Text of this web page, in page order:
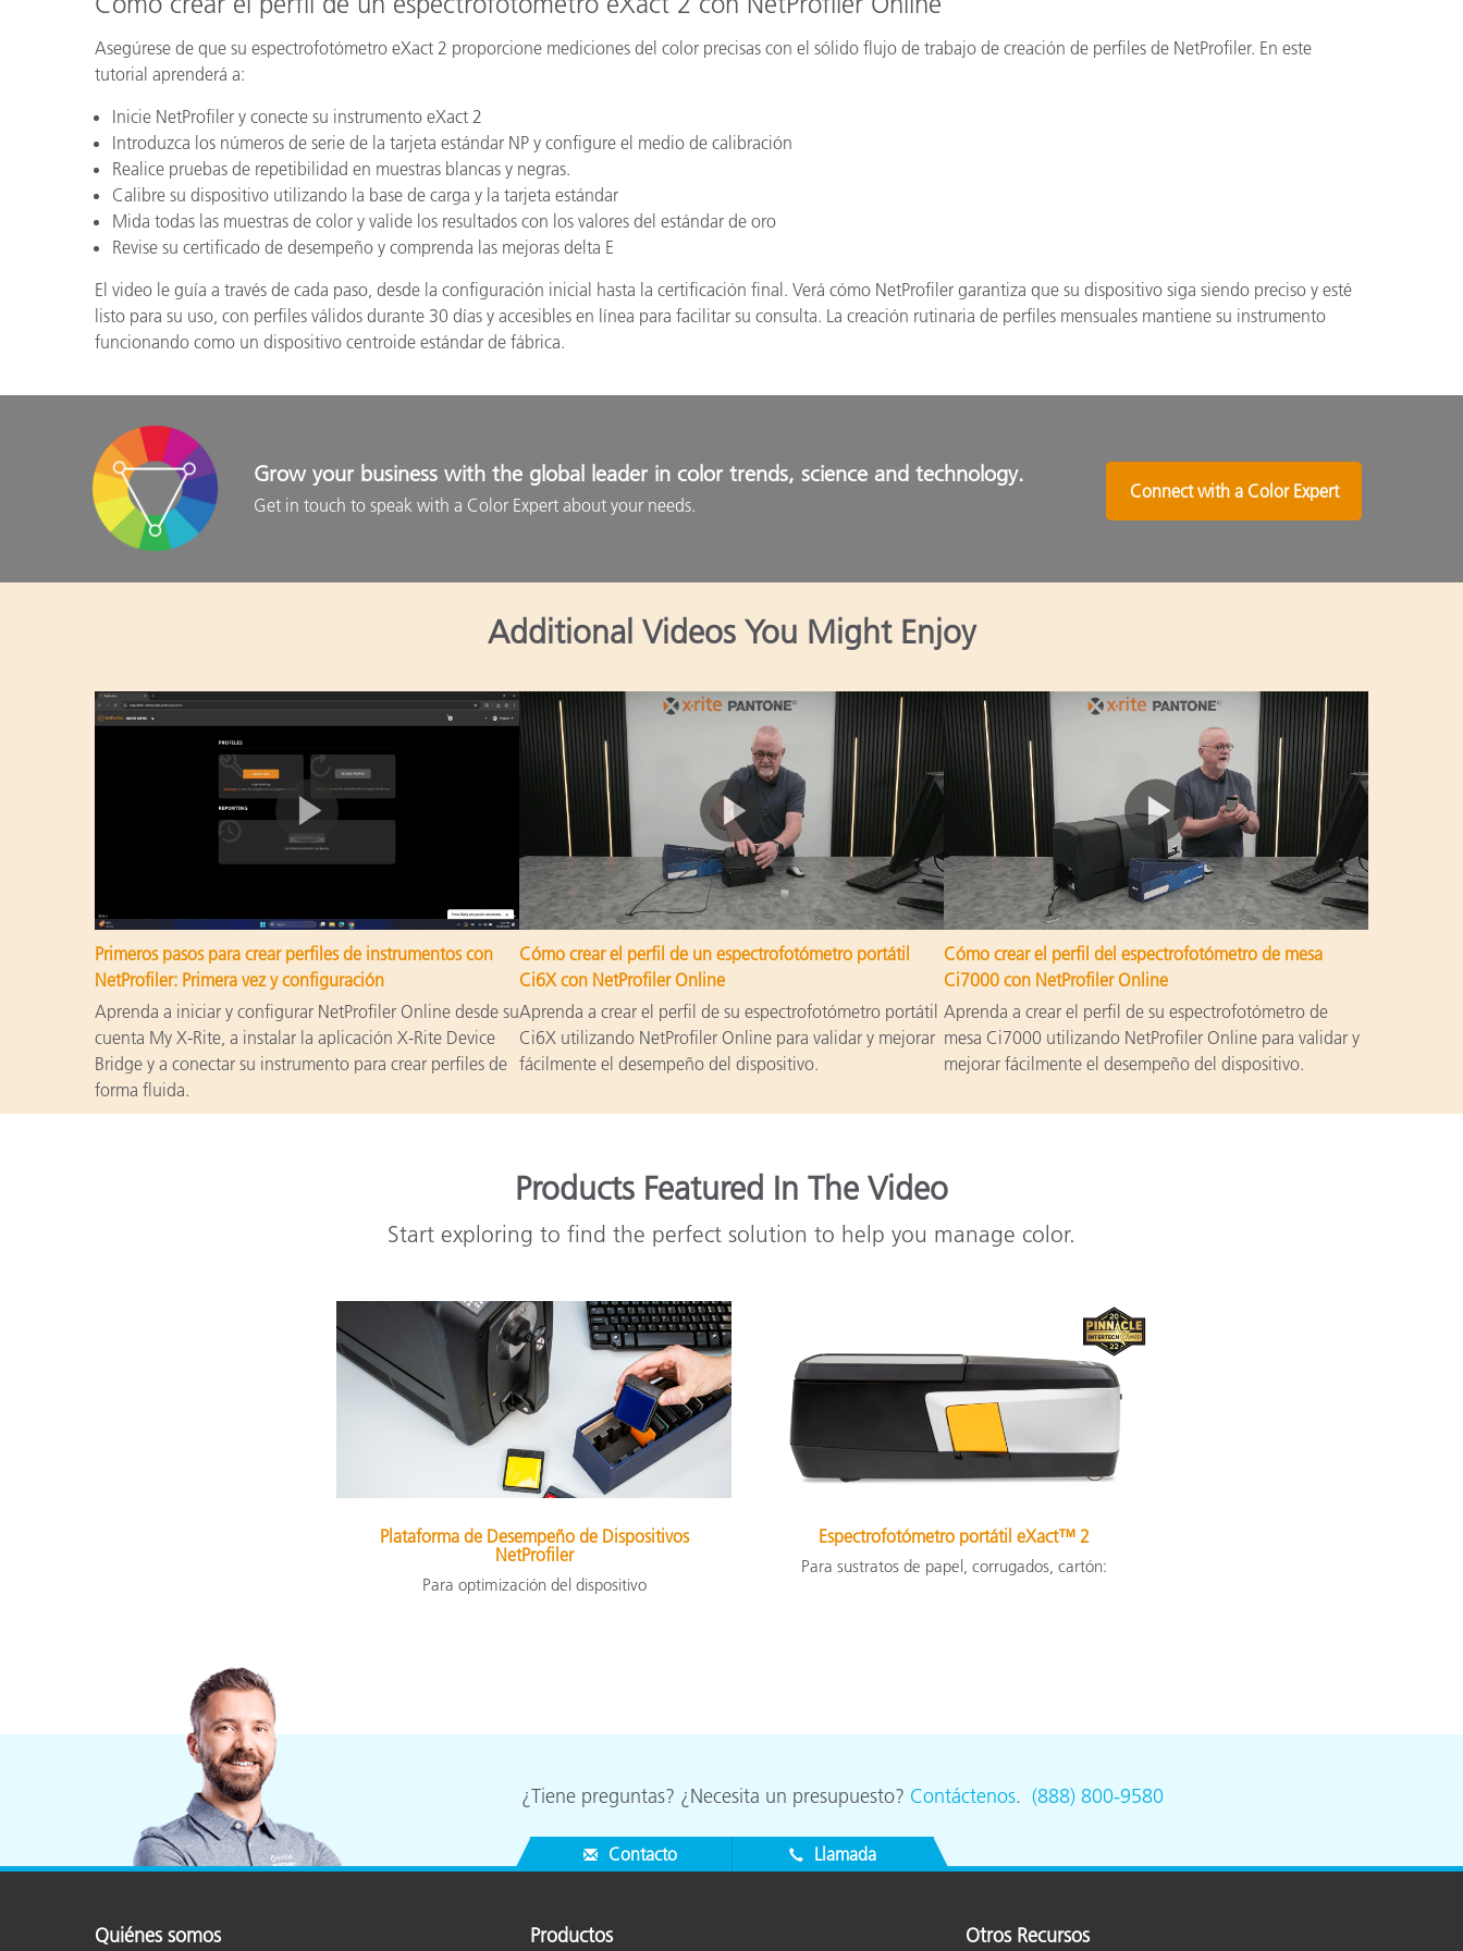
Asegúrese de que su espectrofotómetro eXact 2 proporcione mediciones del color precisas con el sólido flujo de trabajo de creación de perfiles de NetProfiler. En este
tutorial aprenderá a:
Inicie NetProfiler y conecte su instrumento eXact 2
Introduzca los números de serie de la tarjeta estándar NP y configure el medio de calibración
Realice pruebas de repetibilidad en muestras blancas y negras.
Calibre su dispositivo utilizando la base de carga y la tarjeta estándar
Mida todas las muestras de color y valide los resultados con los valores del estándar de oro
Revise su certificado de desempeño y comprenda las mejoras delta E
El video le guía a través de cada paso, desde la configuración inicial hasta la certificación final. Verá cómo NetProfiler garantiza que su dispositivo siga siendo preciso y esté
listo para su uso, con perfiles válidos durante 30 días y accesibles en línea para facilitar su consulta. La creación rutinaria de perfiles mensuales mantiene su instrumento
funcionando como un dispositivo centroide estándar de fábrica.
Grow your business with the global leader in color trends, science and technology.
Get in touch to speak with a Color Expert about your needs.
Connect with a Color Expert
Additional Videos You Might Enjoy
Primeros pasos para crear perfiles de instrumentos con
NetProfiler: Primera vez y configuración
Aprenda a iniciar y configurar NetProfiler Online desde su
cuenta My X-Rite, a instalar la aplicación X-Rite Device
Bridge y a conectar su instrumento para crear perfiles de
forma fluida.
Cómo crear el perfil de un espectrofotómetro portátil
Ci6X con NetProfiler Online
Aprenda a crear el perfil de su espectrofotómetro portátil
Ci6X utilizando NetProfiler Online para validar y mejorar
fácilmente el desempeño del dispositivo.
Cómo crear el perfil del espectrofotómetro de mesa
Ci7000 con NetProfiler Online
Aprenda a crear el perfil de su espectrofotómetro de
mesa Ci7000 utilizando NetProfiler Online para validar y
mejorar fácilmente el desempeño del dispositivo.
Products Featured In The Video
Start exploring to find the perfect solution to help you manage color.
Plataforma de Desempeño de Dispositivos
NetProfiler
Para optimización del dispositivo
Espectrofotómetro portátil eXact™ 2
Para sustratos de papel, corrugados, cartón:
¿Tiene preguntas? ¿Necesita un presupuesto? Contáctenos. (888) 800-9580
Contacto Llamada
Quiénes somos Productos Otros Recursos